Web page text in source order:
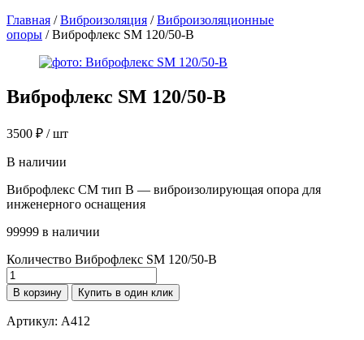
Главная /Виброизоляция /Виброизоляционные
опоры / Виброфлекс SM 120/50-B
Виброфлекс SM 120/50-B
3500 ₽ / шт
В наличии
Виброфлекс СМ тип B — виброизолирующая опора для
инженерного оснащения
99999 в наличии
Количество Виброфлекс SM 120/50-B
В корзину Купить в один клик
Артикул: A412